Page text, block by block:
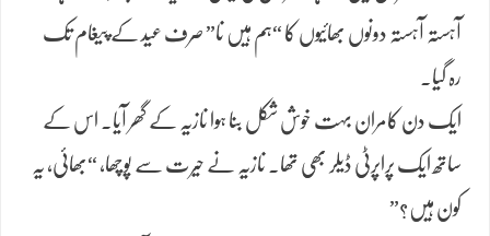
آہستہ آہستہ دونوں بھائیوں کا “ہم ہیں نا” صرف عید کے پیغام تک
رہ گیا۔
ایک دن کامران بہت خوش شکل بنا ہوا نازیہ کے گھر آیا۔ اس کے
ساتھ ایک پراپرٹی ڈیلر بھی تھا۔ نازیہ نے حیرت سے پوچھا، “بھائی، یہ
کون ہیں؟”